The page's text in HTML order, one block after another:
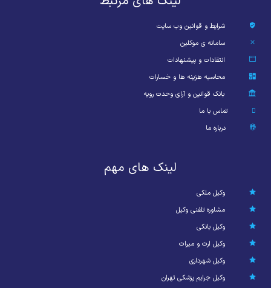
شرایط و قوانین وب سایت
سامانه ی موکلین
انتقادات و پیشنهادات
محاسبه هزینه ها و خسارات
بانک قوانین و آرای وحدت رویه
تماس با ما
درباره ما
لینک های مهم
وکیل ملکی
مشاوره تلفنی وکیل
وکیل بانکی
وکیل ارث و میراث
وکیل شهرداری
وکیل جرایم پزشکی تهران